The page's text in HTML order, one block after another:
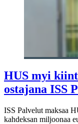
HUS myi
ostajana ISS
ISS Palvelut maksaa
kahdeksan miljoonaa